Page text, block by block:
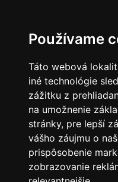
Používame
Táto webová
iné technológie
zážitku z
na umožnenie
stránky, pre lepší
vášho záujmu o
prispôsobenie
zobrazovanie